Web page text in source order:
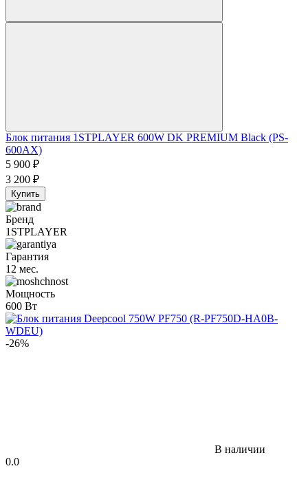
Блок питания 1STPLAYER 600W DK PREMIUM Black (PS-
600AX)
5 900 ₽
3 200 ₽
Купить
Бренд
1STPLAYER
Гарантия
12 мес.
Мощность
600 Вт
-26%
В наличии
0.0